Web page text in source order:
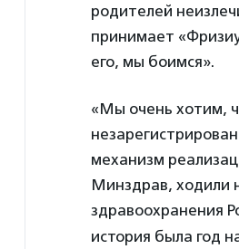
родителей
принимает
его, мы боимся».
«Мы очень хотим,
механизм
Минздрав, ходили
здравоохранения
история была год